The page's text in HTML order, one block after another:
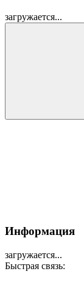
загружается...
Информация
загружается...
Быстрая связь: